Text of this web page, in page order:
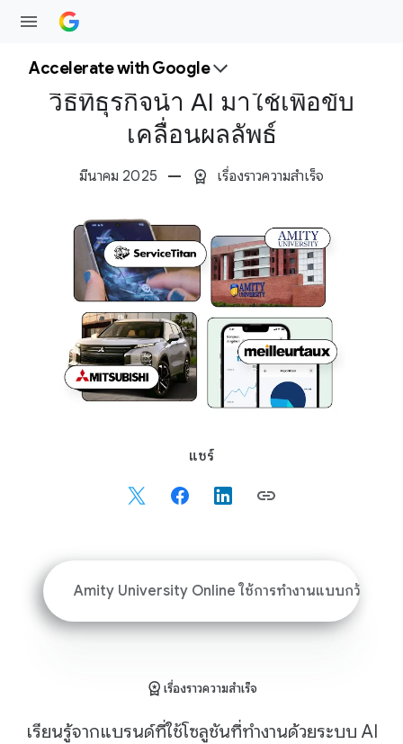
Accelerate with Google
วิธีที่ธุรกิจนำ AI มาใช้เพื่อขับ
เคลื่อนผลลัพธ์
มีนาคม 2025 เรื่องราวความสำเร็จ
แชร์
Amity University Online ใช้การทํางานแบบกว้างอย่า
เรื่องราวความสำเร็จ
เรียนรู้จากแบรนด์ที่ใช้โซลูชันที่ทำงานด้วยระบบ AI